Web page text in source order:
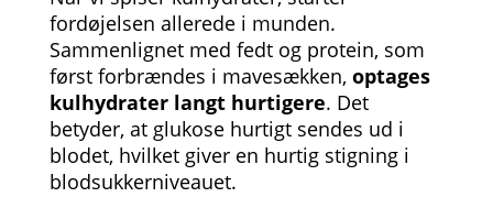
fordøjelsen allerede i munden.
Sammenlignet med fedt og protein, som
først forbrændes i mavesækken, optages
kulhydrater langt hurtigere. Det
betyder, at glukose hurtigt sendes ud i
blodet, hvilket giver en hurtig stigning i
blodsukkerniveauet.